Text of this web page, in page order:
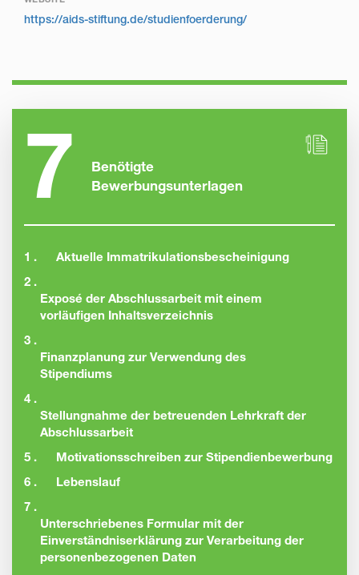
https://aids-stiftung.de/studienfoerderung/
7
Benötigte
Bewerbungsunterlagen
1 . Aktuelle Immatrikulationsbescheinigung
2 .
Exposé der Abschlussarbeit mit einem
vorläufigen Inhaltsverzeichnis
3 .
Finanzplanung zur Verwendung des
Stipendiums
4 .
Stellungnahme der betreuenden Lehrkraft der
Abschlussarbeit
5 . Motivationsschreiben zur Stipendienbewerbung
6 . Lebenslauf
7 .
Unterschriebenes Formular mit der
Einverständniserklärung zur Verarbeitung der
personenbezogenen Daten